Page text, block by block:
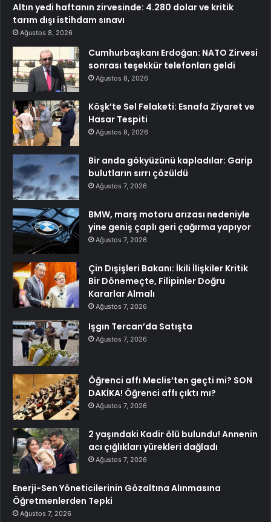
Altın yedi haftanın zirvesinde: 4.280 dolar ve kritik
tarım dışı istihdam sınavı
Ağustos 8, 2026
Cumhurbaşkanı Erdoğan: NATO Zirvesi
sonrası teşekkür telefonları geldi
Ağustos 8, 2026
Köşk’te Sel Felaketi: Esnafa Ziyaret ve
Hasar Tespiti
Ağustos 8, 2026
Bir anda gökyüzünü kapladılar: Garip
bulutların sırrı çözüldü
Ağustos 7, 2026
BMW, marş motoru arızası nedeniyle
yine geniş çaplı geri çağırma yapıyor
Ağustos 7, 2026
Çin Dışişleri Bakanı: İkili İlişkiler Kritik
Bir Dönemeçte, Filipinler Doğru
Kararlar Almalı
Ağustos 7, 2026
Işgın Tercan’da Satışta
Ağustos 7, 2026
Öğrenci affı Meclis’ten geçti mi? SON
DAKİKA! Öğrenci affı çıktı mı?
Ağustos 7, 2026
2 yaşındaki Kadir ölü bulundu! Annenin
acı çığlıkları yürekleri dağladı
Ağustos 7, 2026
Enerji-Sen Yöneticilerinin Gözaltına Alınmasına
Öğretmenlerden Tepki
Ağustos 7, 2026